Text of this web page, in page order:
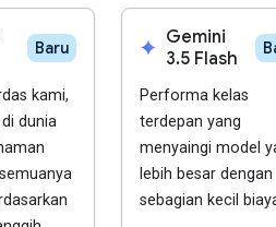
Baru
kami,
dunia
spark Gemini
3.5 Flash
Performa kelas
terdepan yang
menyaingi model
lebih besar dengan
sebagian kecil